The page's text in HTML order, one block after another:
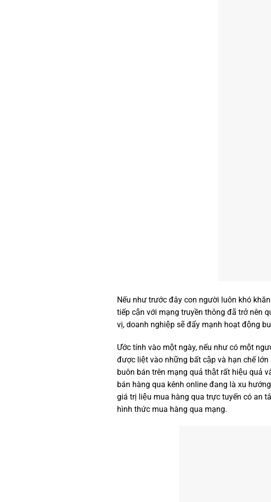
Nếu như trước đây con người luôn khó
tiếp cận với mạng truyền thông đã trở nên
vị, doanh nghiệp sẽ đẩy mạnh hoạt động
Ước tính vào một ngày, nếu như có một
được liệt vào những bất cập và hạn chế
buôn bán trên mạng quả thật rất hiệu quả
bán hàng qua kênh online đang là xu
giá trị liệu mua hàng qua trực tuyến có an
hình thức mua hàng qua mạng.